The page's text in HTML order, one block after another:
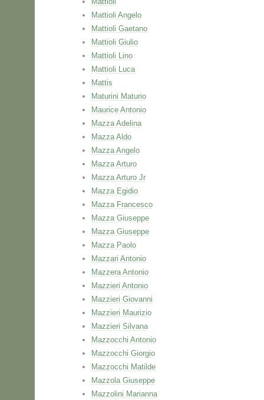
Mattioli Angelo
Mattioli Gaetano
Mattioli Giulio
Mattioli Lino
Mattioli Luca
Mattis
Maturini Maturio
Maurice Antonio
Mazza Adelina
Mazza Aldo
Mazza Angelo
Mazza Arturo
Mazza Arturo Jr
Mazza Egidio
Mazza Francesco
Mazza Giuseppe
Mazza Giuseppe
Mazza Paolo
Mazzari Antonio
Mazzera Antonio
Mazzieri Antonio
Mazzieri Giovanni
Mazzieri Maurizio
Mazzieri Silvana
Mazzocchi Antonio
Mazzocchi Giorgio
Mazzocchi Matilde
Mazzola Giuseppe
Mazzolini Marianna